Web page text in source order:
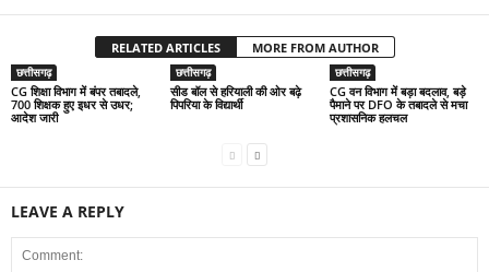
RELATED ARTICLES MORE FROM AUTHOR
छत्तीसगढ़
CG शिक्षा विभाग में बंपर तबादले,
700 शिक्षक हुए इधर से उधर;
आदेश जारी
छत्तीसगढ़
सीड बॉल से हरियाली की ओर बढ़े
पिपरिया के विद्यार्थी
छत्तीसगढ़
CG वन विभाग में बड़ा बदलाव, बड़े
पैमाने पर DFO के तबादले से मचा
प्रशासनिक हलचल
LEAVE A REPLY